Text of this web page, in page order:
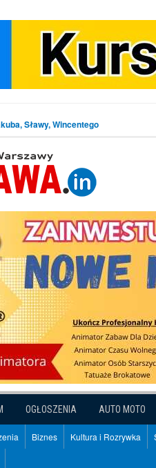
Sławy, Wincentego
OGŁOSZENIA AUTO MOTO
Biznes Kultura i Rozrywka